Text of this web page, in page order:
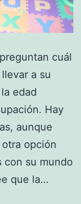
cuál
a su
edad
Hay
aunque
opción
con su mundo
que la…